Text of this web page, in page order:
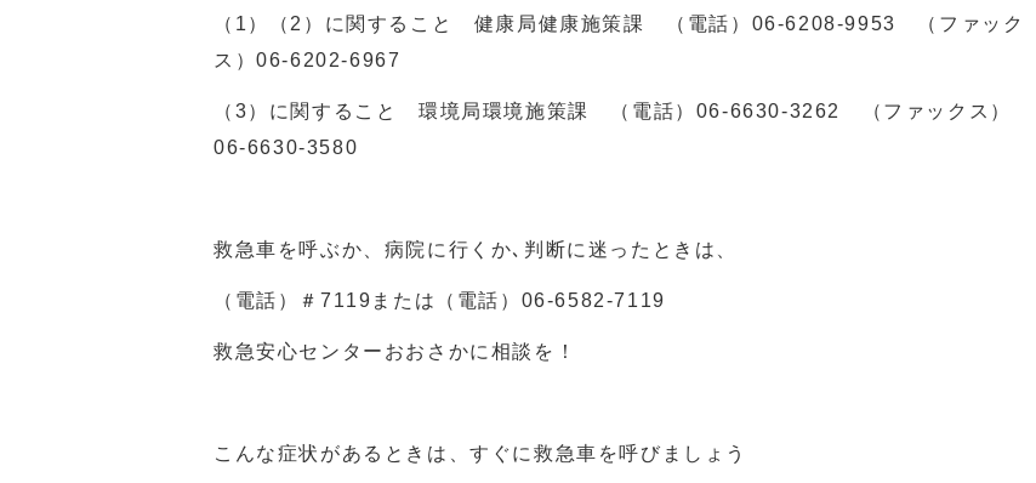
（ 1 ）（ 2 ）に関すること 健康局健康施策課 （電話） 06-6208-9953
（ファック
ス）06-6202-6967
（ 3）に関すること 環境局環境施策課 （電話） 06-6630-3262
（ファックス）
06-6630-3580
救急車を呼ぶか、病院に行くか､判断に迷ったときは、
（電話）＃ 7119 または（電話） 06-6582-7119
救急安心センターおおさかに相談を！
こんな症状があるときは、すぐに救急車を呼びましょう